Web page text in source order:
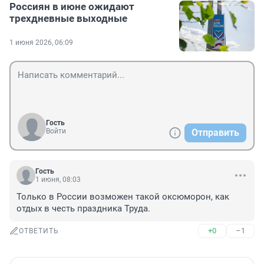
Россиян в июне ожидают
трехдневные выходные
1 июня 2026, 06:09
Гость
Войти
Отправить
Гость
1 июня, 08:03
Только в России возможен такой оксюморон, как
отдых в честь праздника Труда.
ОТВЕТИТЬ +0 –1